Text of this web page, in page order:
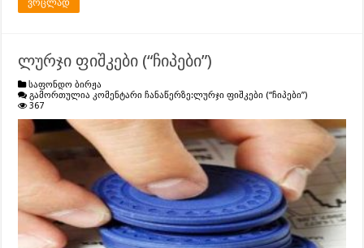
ვრცლად
ლურჯი ფიშკები (“ჩიპები”)
საფონდო ბირჟა
გამორთულია კომენტარი ჩანაწერზე:ლურჯი ფიშკები (“ჩიპები”)
367